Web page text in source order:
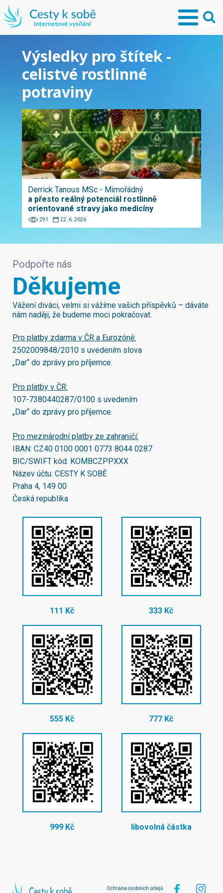
Výsledky pro štítek -
celistvé rostlinné
potraviny
Derrick Tanous MSc - Mimořádný
a přesto reálný potenciál rostlinně
orientované stravy jako medicíny
291 22. 6. 2026
Podpořte nás
Děkujeme
Vážení diváci, velmi si vážíme vašich příspěvků – dáváte
nám naději, že budeme moci pokračovat.
Pro platby zdarma v ČR a Eurozóně:
2502009848/2010 s uvedením slova
„Dar“ do zprávy pro příjemce.
Pro platby v ČR:
107-7380440287/0100 s uvedením
„Dar“ do zprávy pro příjemce.
Pro mezinárodní platby ze zahraničí:
IBAN: CZ40 0100 0001 0773 8044 0287
BIC/SWIFT kód: KOMBCZPPXXX
Název účtu: CESTY K SOBĚ
Praha 4, 149 00
Česká republika
111 Kč 333 Kč
555 Kč 777 Kč
999 Kč libovolná částka
Ochrana osobních údajů